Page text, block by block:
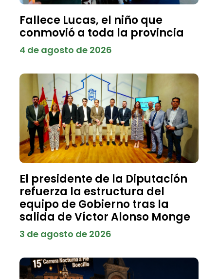
Fallece Lucas, el niño que
conmovió a toda la provincia
4 de agosto de 2026
El presidente de la Diputación
refuerza la estructura del
equipo de Gobierno tras la
salida de Víctor Alonso Monge
3 de agosto de 2026